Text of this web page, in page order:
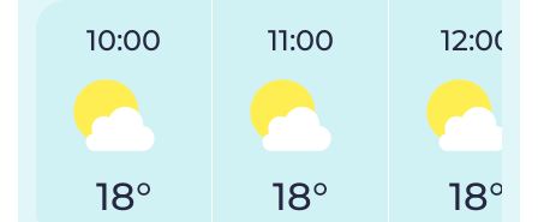
10:00
18°
11:00
18°
12:00
18°